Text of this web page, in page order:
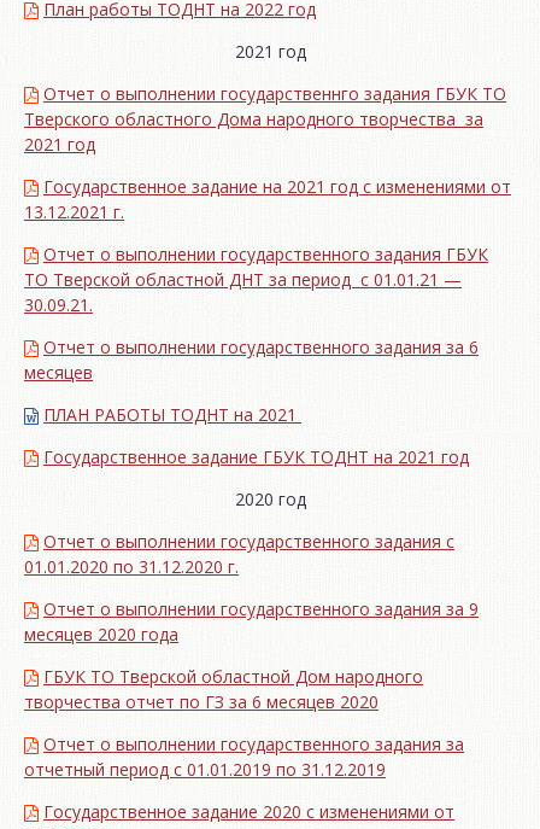
План работы ТОДНТ на 2022 год
2021 год
Отчет о выполнении государственнго задания ГБУК ТО
Тверского областного Дома народного творчества за
2021 год
Государственное задание на 2021 год с изменениями от
13.12.2021 г.
Отчет о выполнении государственного задания ГБУК
ТО Тверской областной ДНТ за период с 01.01.21 —
30.09.21.
Отчет о выполнении государственного задания за 6
месяцев
ПЛАН РАБОТЫ ТОДНТ на 2021
Государственное задание ГБУК ТОДНТ на 2021 год
2020 год
Отчет о выполнении государственного задания с
01.01.2020 по 31.12.2020 г.
Отчет о выполнении государственного задания за 9
месяцев 2020 года
ГБУК ТО Тверской областной Дом народного
творчества отчет по ГЗ за 6 месяцев 2020
Отчет о выполнении государственного задания за
отчетный период с 01.01.2019 по 31.12.2019
Государственное задание 2020 с изменениями от